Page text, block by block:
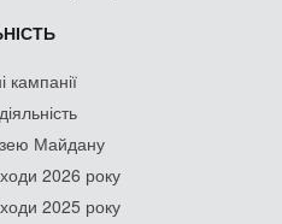
кампанії
Майдану
2026 року
2025 року